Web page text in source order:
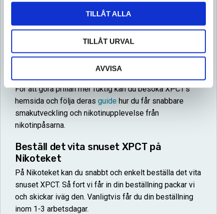
TILLÅT ALLA
TILLÅT URVAL
AVVISA
smak du väljer och varierar från 6 mg nikotin upp till 8
mg nikotin per portion.
Innehåll och prillans format
Alla prillor from XPCT är helt tobaksfria i formatet Slim
för en bekväm och diskret passform.
För att göra prillan mer fuktig kan du besöka XPCT’s
hemsida och följa deras guide hur du får snabbare
smakutveckling och nikotinupplevelse från
nikotinpåsarna.
Beställ det vita snuset XPCT på
Nikoteket
På Nikoteket kan du snabbt och enkelt beställa det vita
snuset XPCT. Så fort vi får in din beställning packar vi
och skickar iväg den. Vanligtvis får du din beställning
inom 1-3 arbetsdagar.